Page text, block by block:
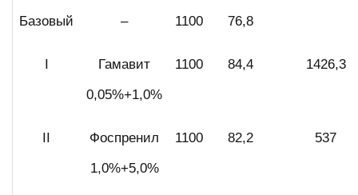
Базовый – 1100 76,8
I
Гамавит
0,05%+1,0%
1100 84,4 1426,3
II
Фоспренил
1,0%+5,0%
1100 82,2 537